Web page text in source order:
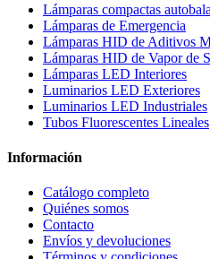
Lámparas compactas
Lámparas de Emergencia
Lámparas HID de Aditivos
Lámparas HID de Vapor de
Lámparas LED Interiores
Luminarios LED Exteriores
Luminarios LED Industriales
Tubos Fluorescentes Lineales
Información
Catálogo completo
Quiénes somos
Contacto
Envíos y devoluciones